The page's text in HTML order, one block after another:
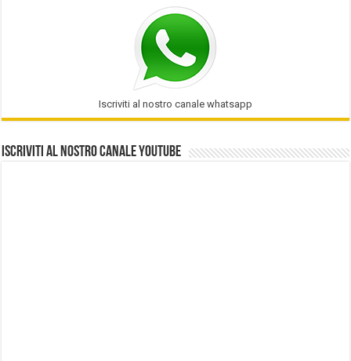
Iscriviti al nostro canale whatsapp
Iscriviti al nostro Canale Youtube